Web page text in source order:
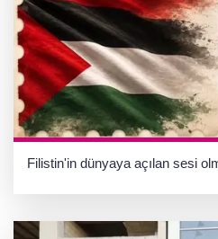
Filistin'in dünyaya açılan sesi